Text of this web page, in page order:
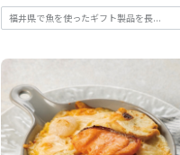
福井県で魚を使ったギフト製品を長...